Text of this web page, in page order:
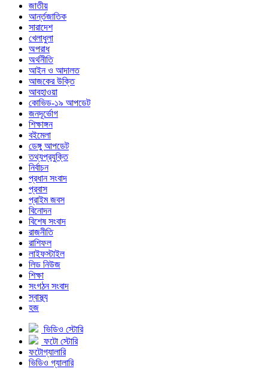
জাতীয়
আর্ন্তজাতিক
সারাদেশ
খেলাধুলা
অপরাধ
অর্থনীতি
আইন ও আদালত
আজকের উক্তি
আবহাওয়া
কোভিড-১৯ আপডেট
জনদূর্ভোগ
শিক্ষাঙ্গন
বইমেলা
ডেঙ্গু আপডেট
তথ্যপ্রযুক্তি
নির্বাচন
প্রধান সংবাদ
প্রবাস
প্রাইম জবস
বিনোদন
বিশেষ সংবাদ
রাজনীতি
রাশিফল
লাইফস্টাইল
লিড নিউজ
শিক্ষা
সংগঠন সংবাদ
স্বাস্থ্য
হজ
ভিডিও স্টোরি
ফটো স্টোরি
ফটোগ্যালারি
ভিডিও গ্যালারি